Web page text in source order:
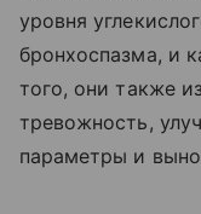
уровня
бронхоспазма, и
того, они также
тревожность,
параметры и